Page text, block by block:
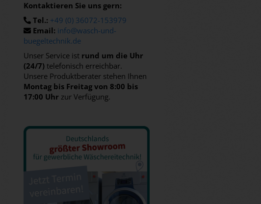
Kontaktieren Sie uns gern:
Tel.: +49 (0) 36072-153979
Email: info@wasch-und-
buegeltechnik.de
Unser Service ist rund um die Uhr
(24/7) telefonisch erreichbar.
Unsere Produktberater stehen Ihnen
Montag bis Freitag von 8:00 bis
17:00 Uhr zur Verfügung.